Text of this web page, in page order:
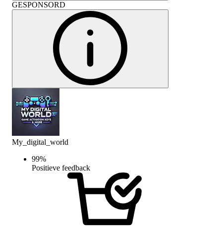
GESPONSORD
My_digital_world
99%
Positieve feedback